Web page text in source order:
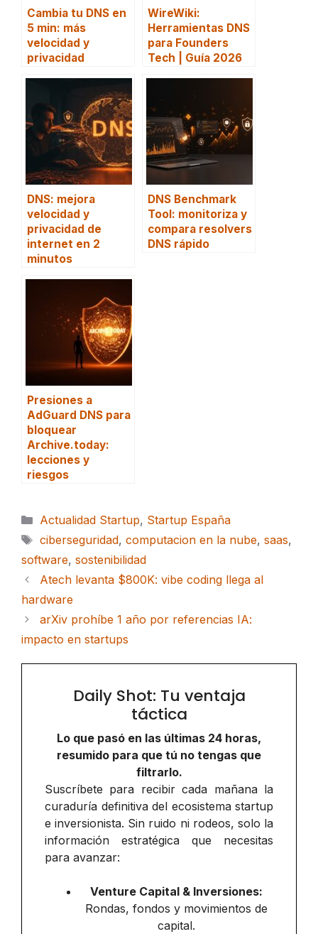
Cambia tu DNS en
5 min: más
velocidad y
privacidad
WireWiki:
Herramientas DNS
para Founders
Tech | Guía 2026
DNS: mejora
velocidad y
privacidad de
internet en 2
minutos
DNS Benchmark
Tool: monitoriza y
compara resolvers
DNS rápido
Presiones a
AdGuard DNS para
bloquear
Archive.today:
lecciones y
riesgos
Categorías
Actualidad Startup, Startup España
Etiquetas
ciberseguridad, computacion en la nube, saas,
software, sostenibilidad
Atech levanta $800K: vibe coding llega al
hardware
arXiv prohíbe 1 año por referencias IA:
impacto en startups
Daily Shot: Tu ventaja
táctica
Lo que pasó en las últimas 24 horas,
resumido para que tú no tengas que
filtrarlo.
Suscríbete para recibir cada mañana la
curaduría definitiva del ecosistema startup
e inversionista. Sin ruido ni rodeos, solo la
información estratégica que necesitas
para avanzar:
Venture Capital & Inversiones:
Rondas, fondos y movimientos de
capital.